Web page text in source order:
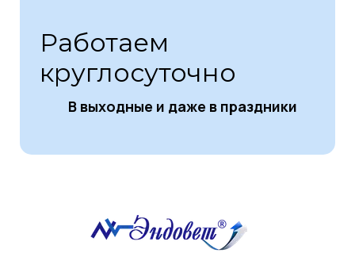
Работаем
круглосуточно
В выходные и даже в праздники